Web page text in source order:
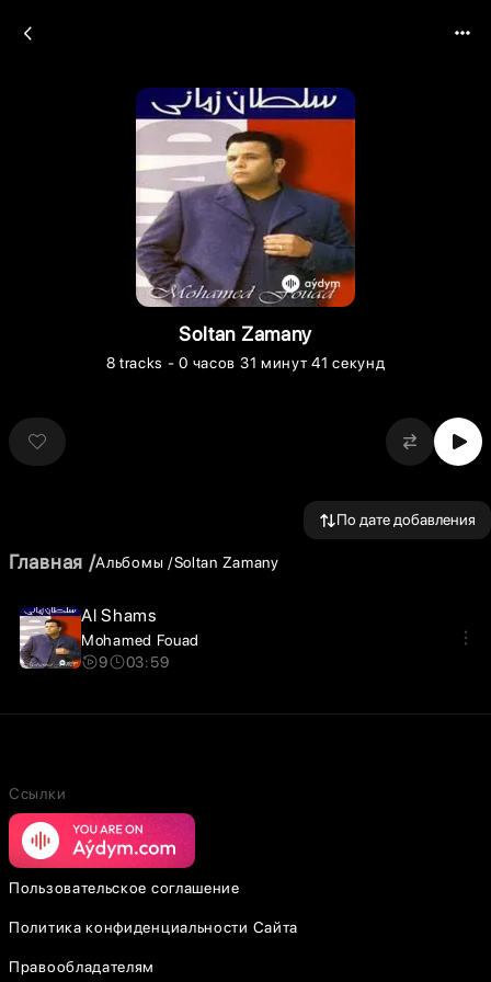
Soltan Zamany
8 tracks - 0 часов 31 минут 41 секунд
По дате добавления
Главная Альбомы Soltan Zamany
Al Shams
Mohamed Fouad
9
03:59
Ссылки
Пользовательское соглашение
Политика конфиденциальности Сайта
Правообладателям